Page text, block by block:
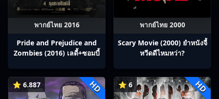
พากย์ไทย 2016
Pride and Prejudice and
Zombies (2016) เลดี้+ซอมบี้
พากย์ไทย 2000
Scary Movie (2000) ยำหนังจี้​
หวีดดีไหมหว่า?
⭐ 6.887 HD ⭐ 6 HD